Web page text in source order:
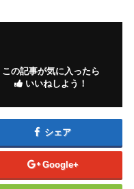
この記事が気に入ったら
いいねしよう！
シェア
Google+